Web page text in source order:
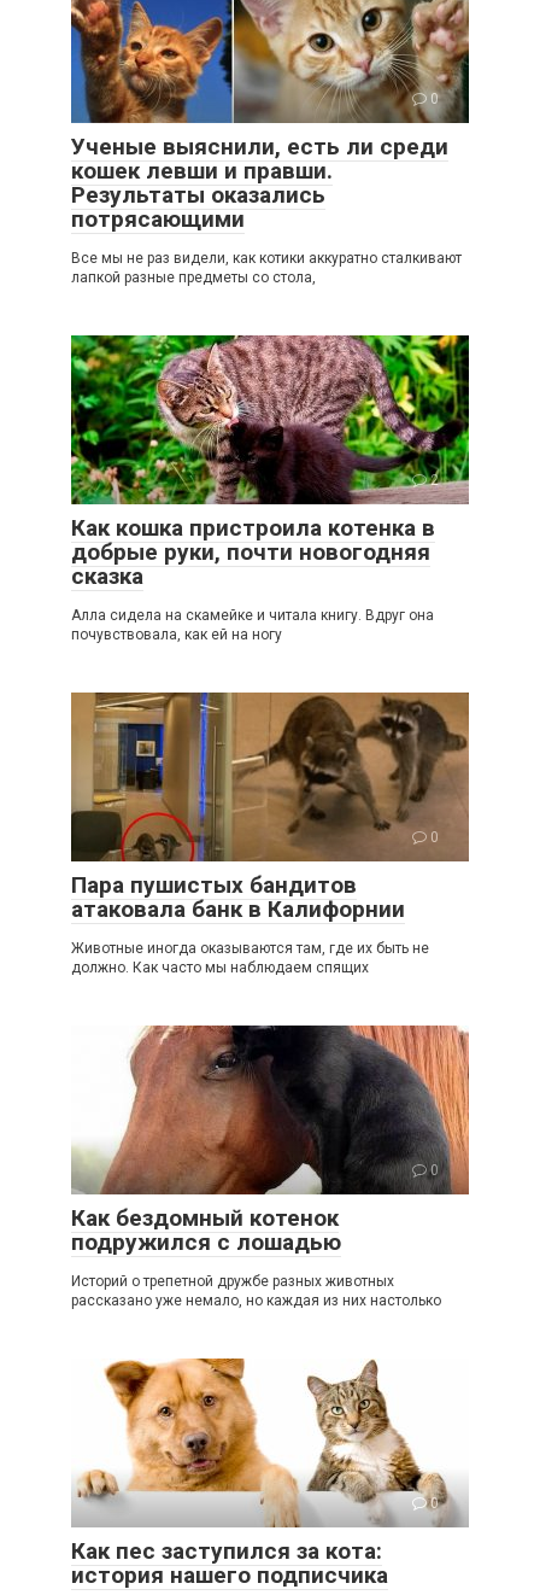
0
Ученые выяснили, есть ли среди
кошек левши и правши.
Результаты оказались
потрясающими
Все мы не раз видели, как котики аккуратно сталкивают
лапкой разные предметы со стола,
2
Как кошка пристроила котенка в
добрые руки, почти новогодняя
сказка
Алла сидела на скамейке и читала книгу. Вдруг она
почувствовала, как ей на ногу
0
Пара пушистых бандитов
атаковала банк в Калифорнии
Животные иногда оказываются там, где их быть не
должно. Как часто мы наблюдаем спящих
0
Как бездомный котенок
подружился с лошадью
Историй о трепетной дружбе разных животных
рассказано уже немало, но каждая из них настолько
0
Как пес заступился за кота:
история нашего подписчика